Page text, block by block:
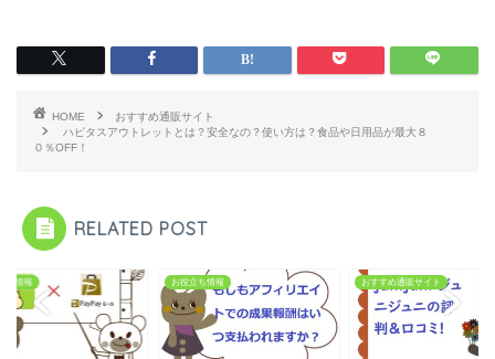
HOME
おすすめ通販サイト
ハピタスアウトレットとは？安全なの？使い方は？食品や日用品が最大８
０％OFF！
RELATED POST
ち情報 お役立ち情報 おすすめ通販サイト